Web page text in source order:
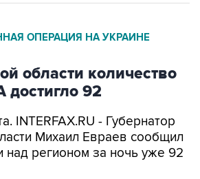
ОПЕРАЦИЯ НА УКРАИНЕ
области количество
92
INTERFAX.RU - Губернатор
Михаил Евраев сообщил
над регионом за ночь уже 92